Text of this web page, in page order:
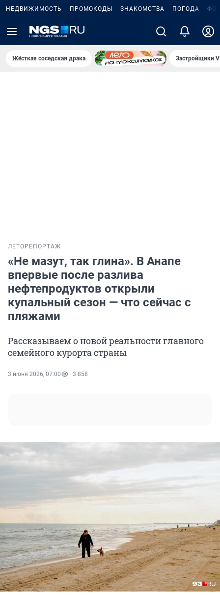
НЕДВИЖИМОСТЬ ПРОМОКОДЫ ЗНАКОМСТВА ПОГОДА
Жёсткая соседская драка Застройщики
ЛЕТО РЕПОРТАЖ
«Не мазут, так глина». В Анапе
впервые после разлива
нефтепродуктов открыли
купальный сезон — что сейчас с
пляжами
Рассказываем о новой реальности главного
семейного курорта страны
3 июня 2026, 07:00 3 858